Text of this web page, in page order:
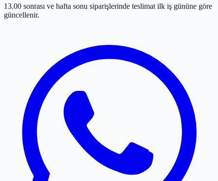
13.00 sonrası ve hafta sonu siparişlerinde teslimat ilk iş gününe göre
güncellenir.